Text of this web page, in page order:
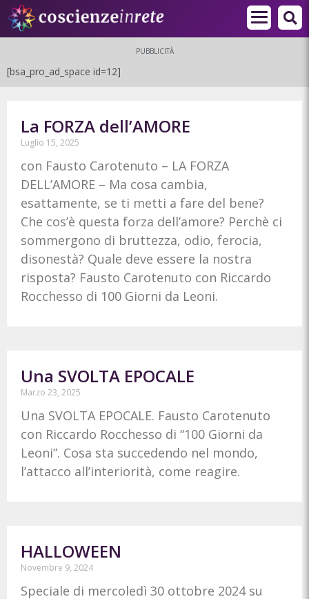
PUBBLICITÀ
[bsa_pro_ad_space id=12]
La FORZA dell’AMORE
Luglio 15, 2025
con Fausto Carotenuto – LA FORZA
DELL’AMORE – Ma cosa cambia,
esattamente, se ti metti a fare del bene?
Che cos’è questa forza dell’amore? Perchè ci
sommergono di bruttezza, odio, ferocia,
disonestà? Quale deve essere la nostra
risposta? Fausto Carotenuto con Riccardo
Rocchesso di 100 Giorni da Leoni.
Una SVOLTA EPOCALE
Marzo 23, 2025
Una SVOLTA EPOCALE. Fausto Carotenuto
con Riccardo Rocchesso di “100 Giorni da
Leoni”. Cosa sta succedendo nel mondo,
l’attacco all’interiorità, come reagire.
HALLOWEEN
Novembre 9, 2024
Speciale di mercoledì 30 ottobre 2024 su